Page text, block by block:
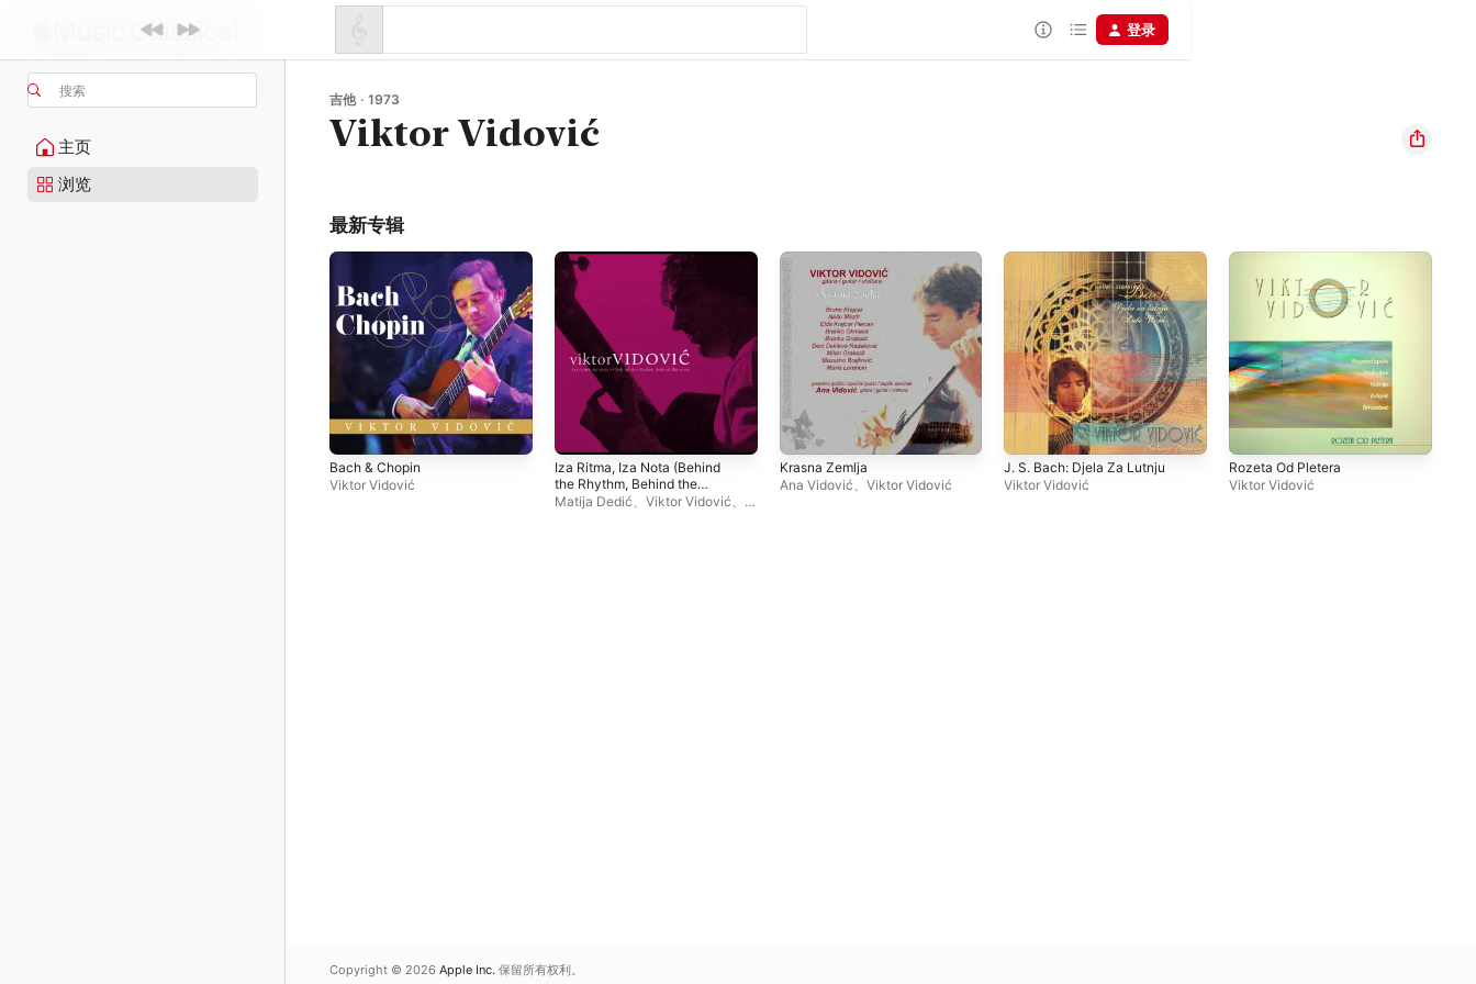
搜索
主页
浏览
登录
吉他 · 1973
Viktor Vidović
最新专辑
Bach & Chopin
Viktor Vidović
Iza Ritma, Iza Nota (Behind
the Rhythm, Behind the
Score)
Matija Dedić Viktor Vidović
Krasna Zemlja
Ana Vidović
Viktor Vidović
J. S. Bach: Djela Za Lutnju
Viktor Vidović
Rozeta Od Pletera
Viktor Vidović
Copyright © 2026 Apple Inc. 保留所有权利。